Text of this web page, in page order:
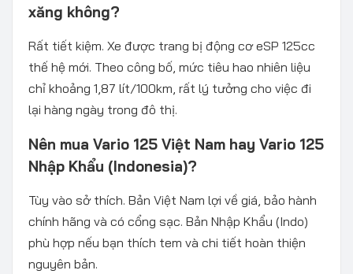
xăng không?
Rất tiết kiệm. Xe được trang bị động cơ eSP 125cc
thế hệ mới. Theo công bố, mức tiêu hao nhiên liệu
chỉ khoảng 1,87 lít/100km, rất lý tưởng cho việc đi
lại hàng ngày trong đô thị.
Nên mua Vario 125 Việt Nam hay Vario 125
Nhập Khẩu (Indonesia)?
Tùy vào sở thích. Bản Việt Nam lợi về giá, bảo hành
chính hãng và có cổng sạc. Bản Nhập Khẩu (Indo)
phù hợp nếu bạn thích tem và chi tiết hoàn thiện
nguyên bản.